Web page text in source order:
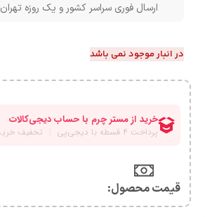
ارسال فوری سراسر کشور و یک روزه تهران
در انبار موجود نمی باشد
قیمت محصول:​